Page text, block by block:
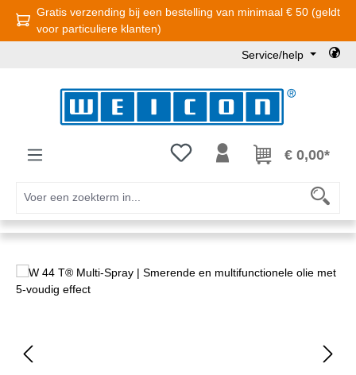
Ga naar de hoofdinhoud
Gratis verzending bij een bestelling van minimaal € 50 (geldt
voor particuliere klanten)
Service/help
Je hebt 0 items op je€ 0,00*
Afbeeldingengalerij overslaan